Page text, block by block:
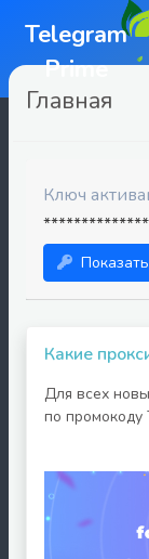
Telegram
Prime
Главная
Ключ
Какие
Для всех
по промокоду